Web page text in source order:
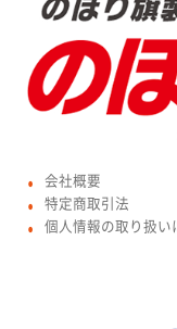
● 会社概要
● 特定商取引法
● 個人情報の取り扱い